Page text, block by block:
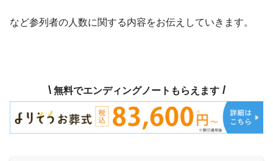
など参列者の人数に関する内容をお伝えしていきます。
\無料でエンディングノートもらえます/